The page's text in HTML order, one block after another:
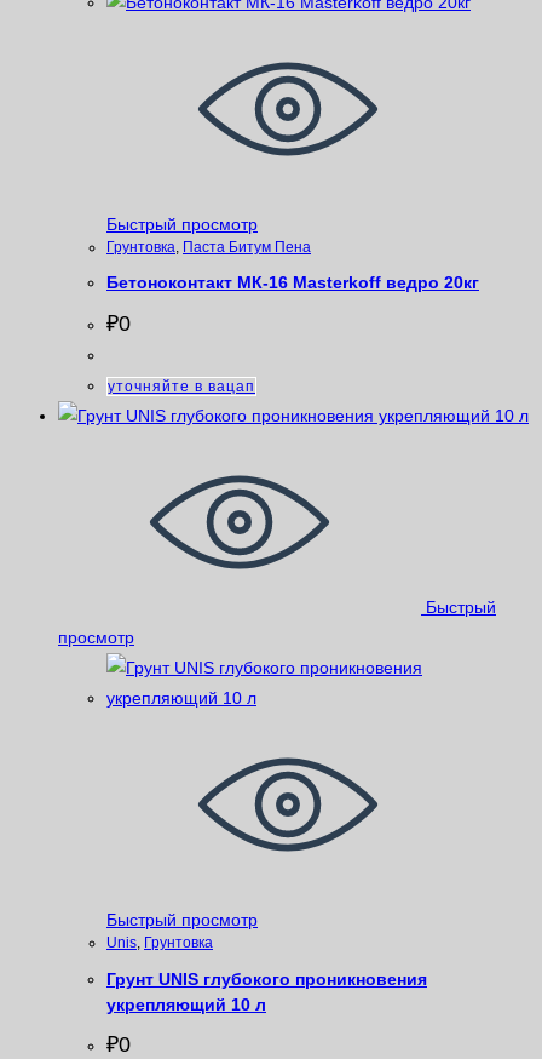
Быстрый просмотр
Грунтовка Паста Битум Пена
Бетоноконтакт МК-16 Masterkoff ведро 20кг
₽0
уточняйте в вацап
Быстрый
просмотр
Быстрый просмотр
Unis, Грунтовка
Грунт UNIS глубокого проникновения
укрепляющий 10 л
₽0